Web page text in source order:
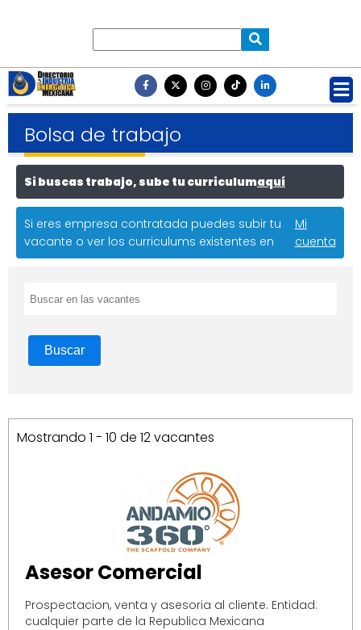
Bolsa de trabajo
Si buscas trabajo, sube tu curriculumaquí
Si eres empresa contratada puedes subir tu
vacante o ver los curriculums existentes en
Mi
cuenta
Buscar
Mostrando 1 - 10 de 12 vacantes
Asesor Comercial
Prospectacion, venta y asesoria al cliente. Entidad:
cualquier parte de la Republica Mexicana